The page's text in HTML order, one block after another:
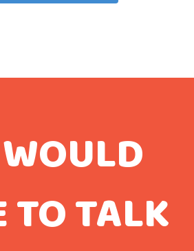
TO TALK